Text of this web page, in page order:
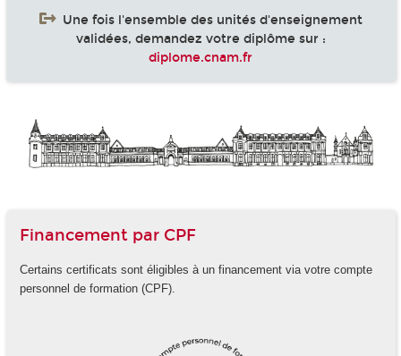
Une fois l'ensemble des unités d'enseignement
validées, demandez votre diplôme sur :
diplome.cnam.fr
Financement par CPF
Certains certificats sont éligibles à un financement via votre compte
personnel de formation (CPF).